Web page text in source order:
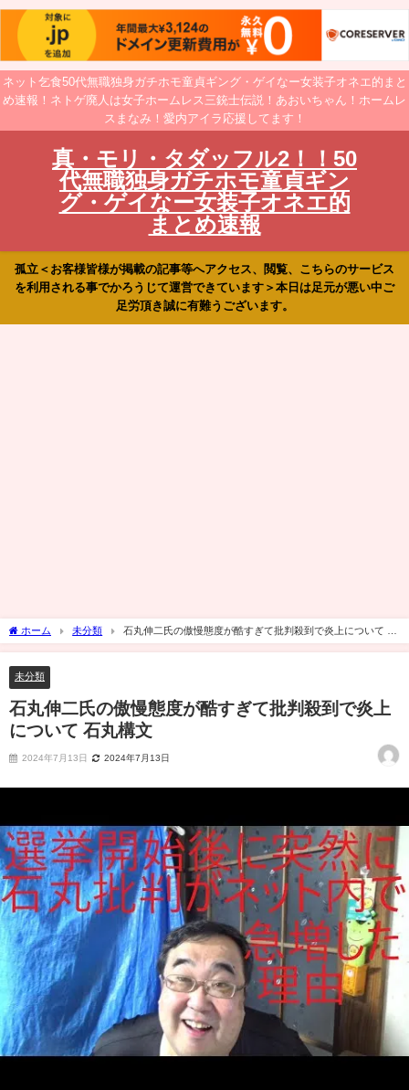
ネット乞食50代無職独身ガチホモ童貞ギング・ゲイなー女装子オネエ的まと
め速報！ネトゲ廃人は女子ホームレス三銃士伝説！あおいちゃん！ホームレ
スまなみ！愛内アイラ応援してます！
真・モリ・タダッフル2！！50
代無職独身ガチホモ童貞ギン
グ・ゲイなー女装子オネエ的
まとめ速報
孤立＜お客様皆様が掲載の記事等へアクセス、閲覧、こちらのサービス
を利用される事でかろうじて運営できています＞本日は足元が悪い中ご
足労頂き誠に有難うございます。
ホーム 未分類
石丸伸二氏の傲慢態度が酷すぎて批判殺到で炎上について 石
丸構文
未分類
石丸伸二氏の傲慢態度が酷すぎて批判殺到で炎上
について 石丸構文
2024年7月13日 2024年7月13日